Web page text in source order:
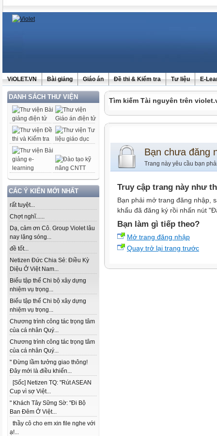
ViOLET.VN Bài giảng Giáo án Đề thi & Kiểm tra Tư liệu E-
DANH SÁCH THƯ VIỆN
CÁC Ý KIẾN MỚI NHẤT
rất tuyệt...
Chợt nghĩ......
Dạ, cảm ơn Cô. Group Violet lâu
nay lặng sóng...
đề tốt...
Netizen Đức Chia Sẻ: Điều Kỳ
Diệu Ở Việt Nam...
Biểu tập thể Chi bộ xây dựng
nhiệm vụ trọng...
Biểu tập thể Chi bộ xây dựng
nhiệm vụ trọng...
Chương trình công tác trọng tâm
của cá nhân Quý...
Chương trình công tác trọng tâm
của cá nhân Quý...
" Đừng lầm tưởng giao thông!
Đây mới là điều khiến...
[Sốc] Netizen TQ: "Rút ASEAN
Cup vì sợ Việt...
" Khách Tây Sững Sờ: "Đi Bộ
Ban Đêm Ở Việt...
thầy cô cho em xin file nghe với
ạ!...
Tìm kiếm Tài nguyên trên
Bạn chưa đăng
Trang này yêu cầu bạn
Truy cập trang này như
Bạn phải mở trang đăng nhập,
khẩu đã đăng ký rồi nhấn nút
Bạn làm gì tiếp theo?
Mở trang đăng nhập
Quay trở lại trang trước